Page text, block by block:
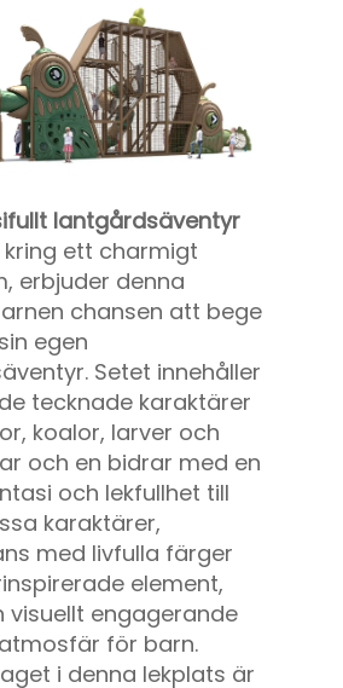
lantgårdsäventyr
kring ett charmigt
erbjuder denna
chansen att bege
egen
Setet innehåller
tecknade karaktärer
koalor, larver och
och en bidrar med en
och lekfullhet till
karaktärer,
med livfulla färger
element,
visuellt engagerande
för barn.
i denna lekplats är